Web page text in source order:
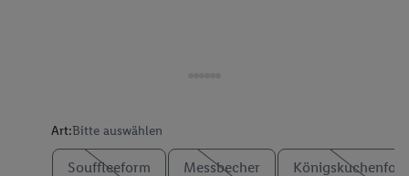
Art:Bitte auswählen
Souffleeform Messbecher